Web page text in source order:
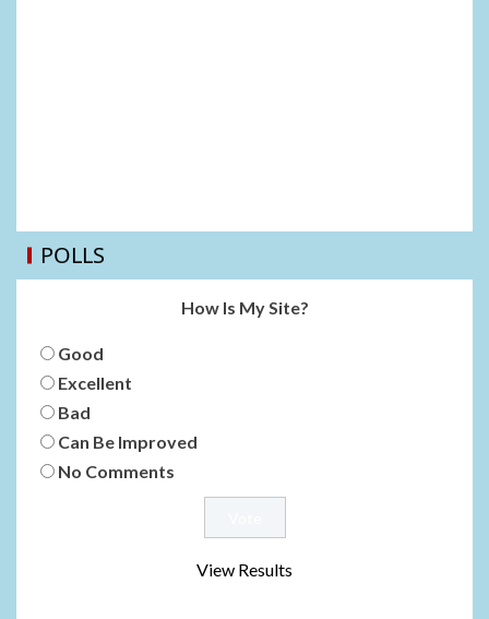
POLLS
How Is My Site?
Good
Excellent
Bad
Can Be Improved
No Comments
View Results